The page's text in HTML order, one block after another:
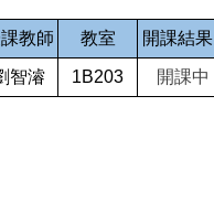
教師 教室 開課結果
智濬 1B203 開課中